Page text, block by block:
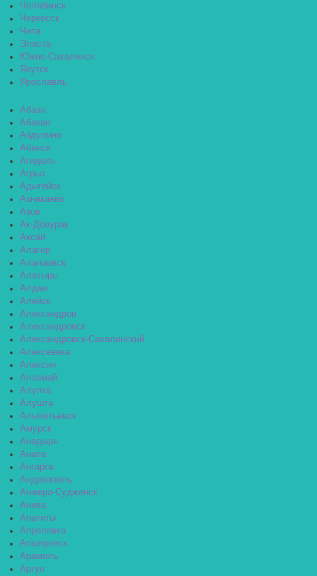
Челябинск
Черкесск
Чита
Элиста
Южно-Сахалинск
Якутск
Ярославль
Абаза
Абакан
Абдулино
Абинск
Агидель
Агрыз
Адыгейск
Азнакаево
Азов
Ак-Довурак
Аксай
Алагир
Алапаевск
Алатырь
Алдан
Алейск
Александров
Александровск
Александровск-Сахалинский
Алексеевка
Алексин
Алзамай
Алупка
Алушта
Альметьевск
Амурск
Анадырь
Анапа
Ангарск
Андреаполь
Анжеро-Судженск
Анива
Апатиты
Апрелевка
Апшеронск
Арамиль
Аргун